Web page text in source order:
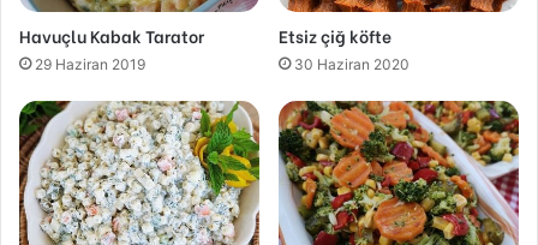
Havuçlu Kabak Tarator
29 Haziran 2019
Etsiz çiğ köfte
30 Haziran 2020